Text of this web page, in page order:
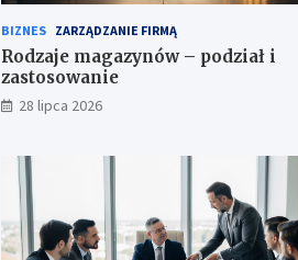
BIZNES ZARZĄDZANIE FIRMĄ
Rodzaje magazynów – podział i
zastosowanie
28 lipca 2026